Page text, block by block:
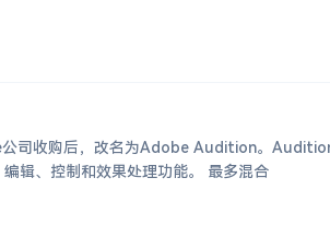
司收购后，改名为Adobe Audition。
辑、控制和效果处理功能。 最多混合